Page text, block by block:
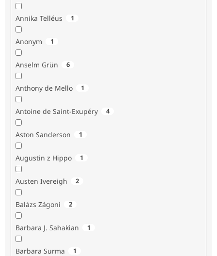
Annika Telléus 1
Anonym 1
Anselm Grün 6
Anthony de Mello 1
Antoine de Saint-Exupéry 4
Aston Sanderson 1
Augustin z Hippo 1
Austen Ivereigh 2
Balázs Zágoni 2
Barbara J. Sahakian 1
Barbara Surma 1